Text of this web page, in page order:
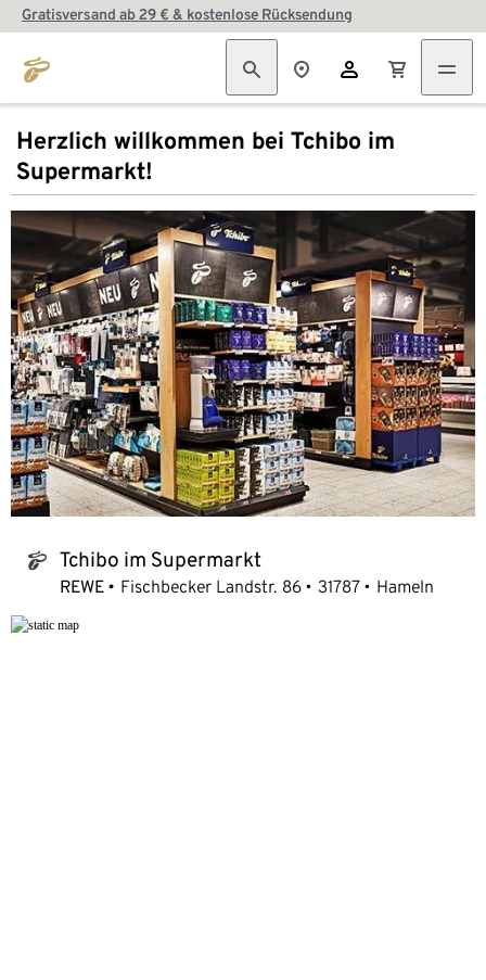
Gratisversand ab 29 € & kostenlose Rücksendung
Herzlich willkommen bei Tchibo im
Supermarkt!
tchibo_logo Tchibo im Supermarkt
REWE Fischbecker Landstr. 86 31787 Hameln